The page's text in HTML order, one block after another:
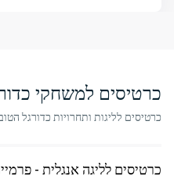
כרטיסים למשחקי
כרטיסים לליגות ותחרויות כדורגל
כרטיסים לליגה אנגלית -